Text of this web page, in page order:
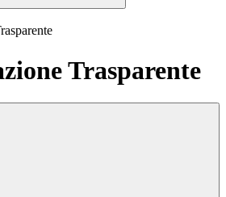
Trasparente